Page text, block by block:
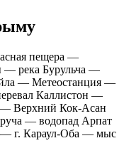
пещера —
— река Бурульча —
— Метеостанция —
Каллистон —
Верхний Кок-Асан
— водопад Арпат
— г. Караул-Оба — мыс